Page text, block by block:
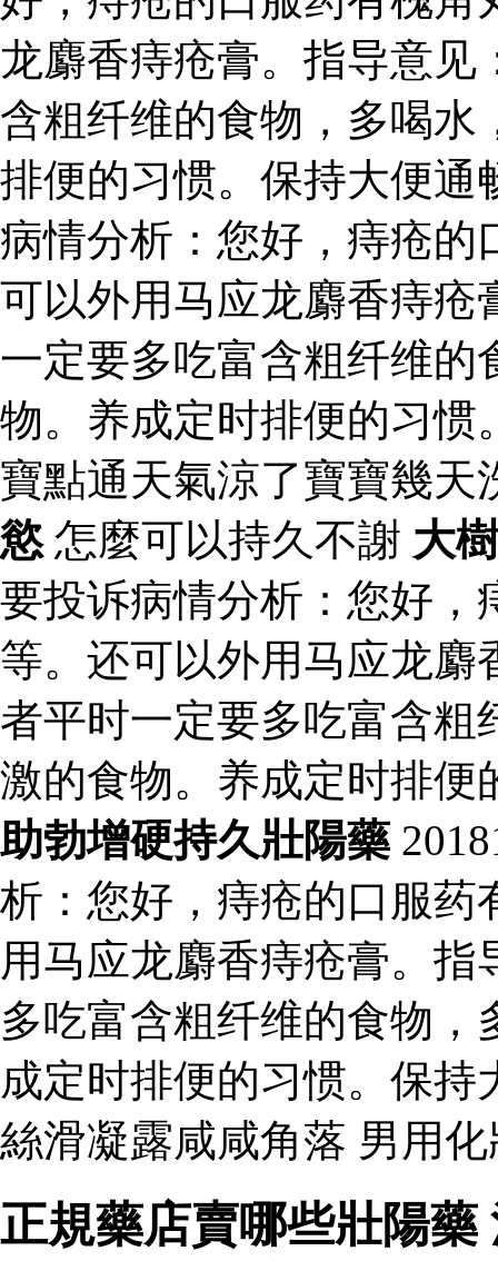
龙麝香痔疮膏。指导意见
含粗纤维的食物，多喝水
排便的习惯。保持大便通
病情分析：您好，痔疮的
可以外用马应龙麝香痔疮
一定要多吃富含粗纤维的
物。养成定时排便的习
寶點通天氣涼了寶寶幾
慾怎麼可以持久不謝 大
要投诉病情分析：您好，
等。还可以外用马应龙麝
者平时一定要多吃富含粗
激的食物。养成定时排
助勃增硬持久壯陽藥
析：您好，痔疮的口服药
用马应龙麝香痔疮膏。
多吃富含粗纤维的食物
成定时排便的习惯。保
絲滑凝露咸咸角落 男用
正規藥店賣哪些壯陽